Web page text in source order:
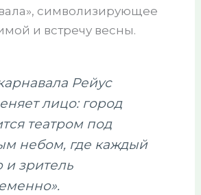
символизирующее
и встречу весны.
Рейус
лицо: город
театром под
небом, где каждый
и зритель